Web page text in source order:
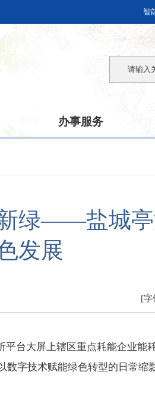
智
办事服务
新绿——盐城
发展
[字
台大屏上辖区重点耗能企业能
字技术赋能绿色转型的日常缩